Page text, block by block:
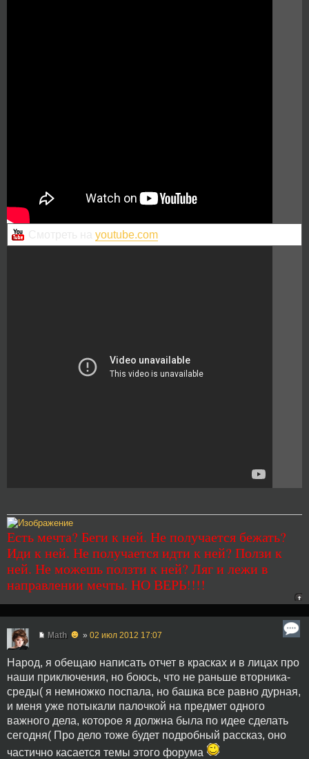
youtube.com
Есть мечта? Беги к ней. Не получается бежать?
Иди к ней. Не получается идти к ней? Ползи к
ней. Не можешь ползти к ней? Ляг и лежи в
направлении мечты. НО ВЕРЬ!!!!
Math ☻ » 02 июл 2012 17:07
Народ, я обещаю написать отчет в красках и в лицах про
наши приключения, но боюсь, что не раньше вторника-
среды( я немножко поспала, но башка все равно дурная,
и меня уже потыкали палочкой на предмет одного
важного дела, которое я должна была по идее сделать
сегодня( Про дело тоже будет подробный рассказ, оно
частично касается темы этого форума